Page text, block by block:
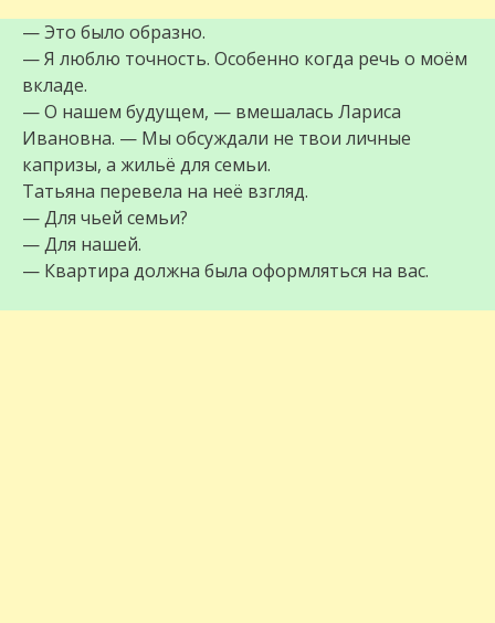
— Это было образно.
— Я люблю точность. Особенно когда речь о моём
вкладе.
— О нашем будущем, — вмешалась Лариса
Ивановна. — Мы обсуждали не твои личные
капризы, а жильё для семьи.
Татьяна перевела на неё взгляд.
— Для чьей семьи?
— Для нашей.
— Квартира должна была оформляться на вас.